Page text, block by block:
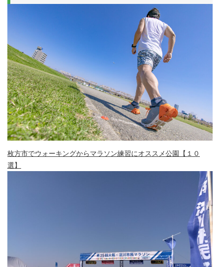
枚方市でウォーキングからマラソン練習にオススメ公園【１０
選】